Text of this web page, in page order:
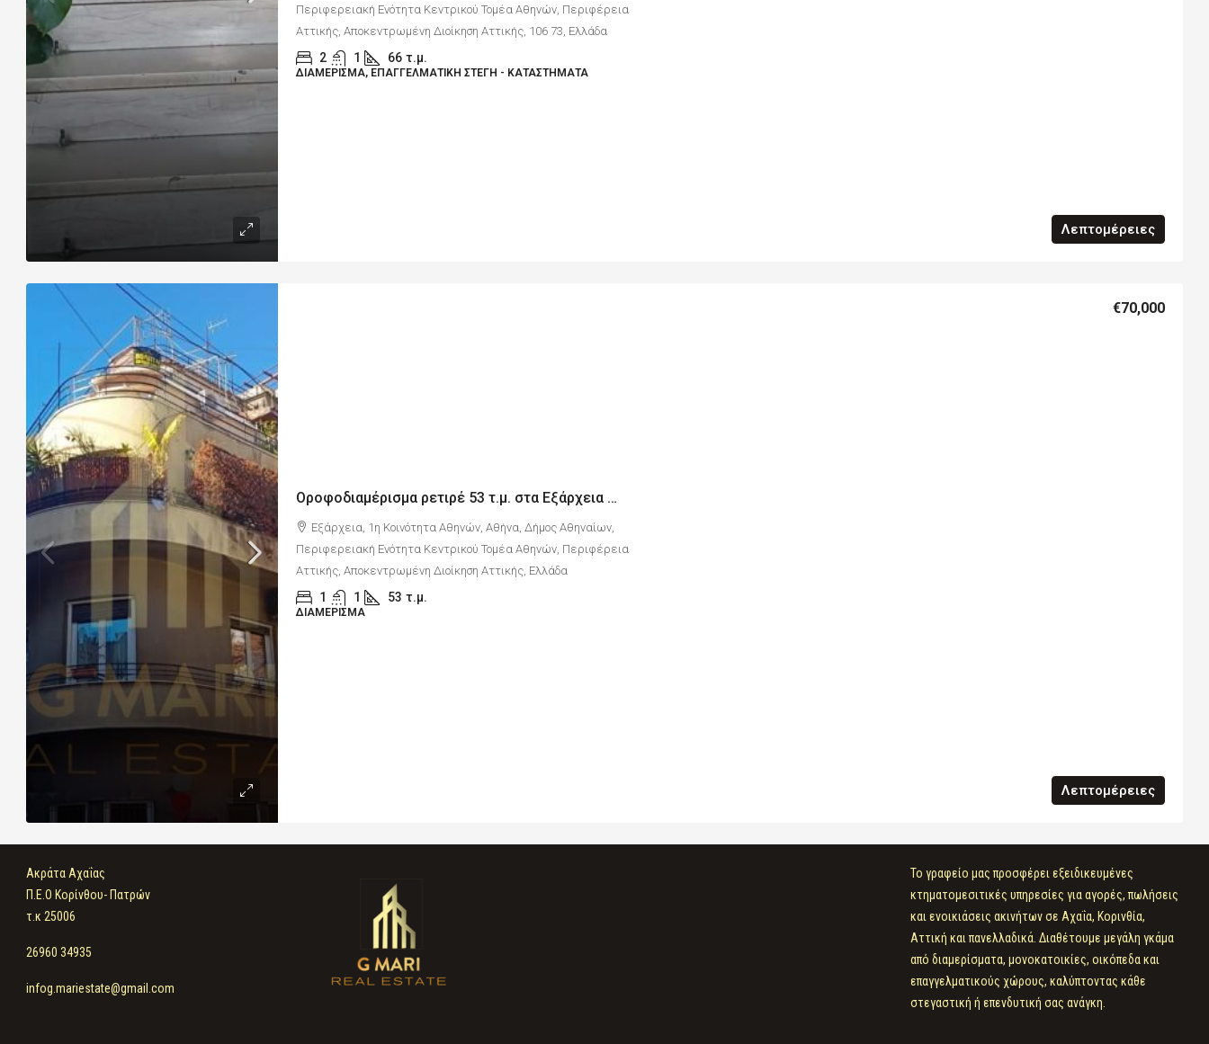
Περιφερειακή Ενότητα Κεντρικού Τομέα Αθηνών, Περιφέρεια
Αττικής, Αποκεντρωμένη Διοίκηση Αττικής, 106 73, Ελλάδα
2 1 66 τ.μ.
ΔΙΑΜΈΡΙΣΜΑ, ΕΠΑΓΓΕΛΜΑΤΙΚΉ ΣΤΈΓΗ - ΚΑΤΆΣΤΗΜΑΤΑ
Λεπτομέρειες
Οροφοδιαμέρισμα ρετιρέ 53 τ.μ. στα Εξάρχεια με θέα τον Λυκαβηττό
€70,000
Εξάρχεια, 1η Κοινότητα Αθηνών, Αθήνα, Δήμος Αθηναίων,
Περιφερειακή Ενότητα Κεντρικού Τομέα Αθηνών, Περιφέρεια
Αττικής, Αποκεντρωμένη Διοίκηση Αττικής, Ελλάδα
1 1 53 τ.μ.
ΔΙΑΜΈΡΙΣΜΑ
Λεπτομέρειες
Ακράτα Αχαΐας
Π.Ε.Ο Κορίνθου- Πατρών
τ.κ 25006
26960 34935
infog.mariestate@gmail.com
Το γραφείο μας προσφέρει εξειδικευμένες
κτηματομεσιτικές υπηρεσίες για αγορές, πωλήσεις
και ενοικιάσεις ακινήτων σε Αχαΐα, Κορινθία,
Αττική και πανελλαδικά. Διαθέτουμε μεγάλη γκάμα
από διαμερίσματα, μονοκατοικίες, οικόπεδα και
επαγγελματικούς χώρους, καλύπτοντας κάθε
στεγαστική ή επενδυτική σας ανάγκη.